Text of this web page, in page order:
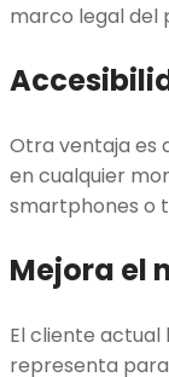
marco legal del
Otra ventaja es
en cualquier
smartphones o
Mejora el
El cliente
representa para